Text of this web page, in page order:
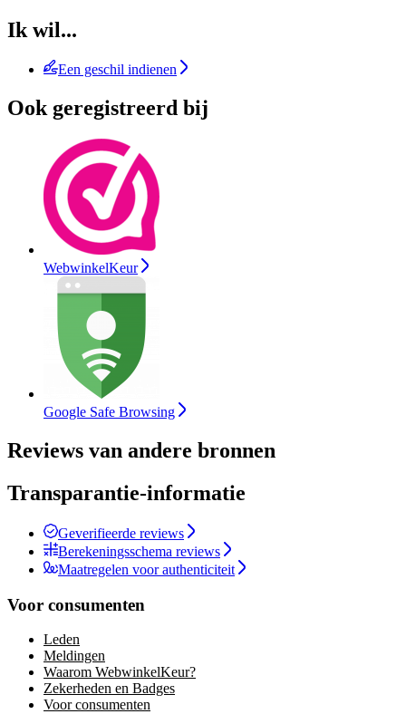
Ik wil...
Een geschil indienen
Ook geregistreerd bij
WebwinkelKeur
Google Safe Browsing
Reviews van andere bronnen
Transparantie-informatie
Geverifieerde reviews
Berekeningsschema reviews
Maatregelen voor authenticiteit
Voor consumenten
Leden
Meldingen
Waarom WebwinkelKeur?
Zekerheden en Badges
Voor consumenten